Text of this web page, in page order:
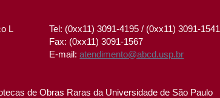
L
Tel: (0xx11) 3091-4195 / (0xx11) 3091-1541
Fax: (0xx11) 3091-1567
E-mail:atendimento@abcd.usp.br
de Obras Raras da Universidade de São Paulo